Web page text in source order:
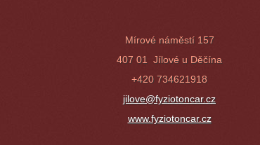
Mírové náměstí 157
407 01 Jílové u Děčína
+420 734621918
jilove@fyziotoncar.cz
www.fyziotoncar.cz